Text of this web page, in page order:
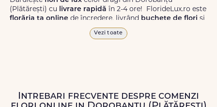
(Plătărești) cu livrare rapidă în 2-4 ore! FlorideLux.ro este
florăria ta online de încredere, livrând buchete de flori și
de calitate superioară în Dorobanțu
(Plătărești) și în toată România.
Vezi toate
Intrebari frecvente despre comenzi